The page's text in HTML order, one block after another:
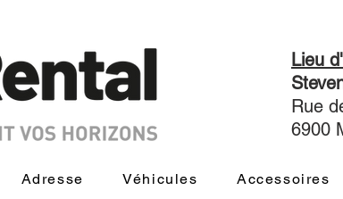
Lieu
Rue
6900
Adresse Véhicules Accessoires